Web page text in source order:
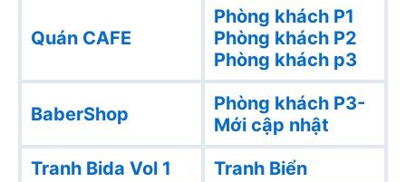
Quán CAFE
Phòng khách P1
Phòng khách P2
Phòng khách p3
BaberShop
Phòng khách P3-
Mới cập nhật
Tranh Bida Vol 1
Tranh Biển